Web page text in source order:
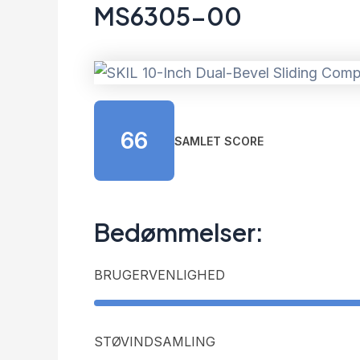
MS6305-00
66 SAMLET SCORE
Bedømmelser:
BRUGERVENLIGHED
STØVINDSAMLING